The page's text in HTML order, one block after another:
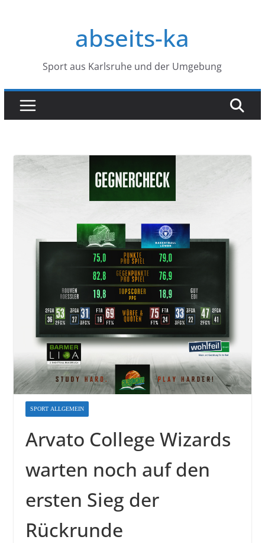
abseits-ka
Sport aus Karlsruhe und der Umgebung
SPORT ALLGEMEIN
Arvato College Wizards
warten noch auf den
ersten Sieg der
Rückrunde